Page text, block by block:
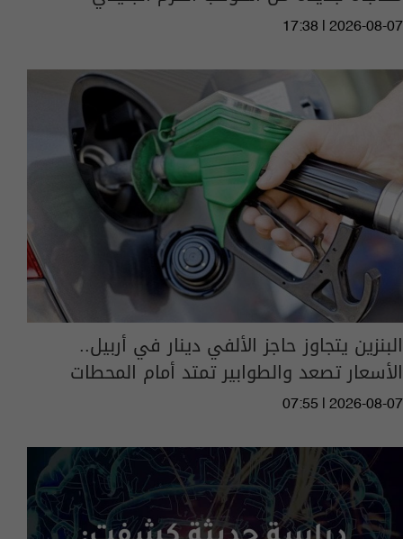
17:38 | 2026-08-07
البنزين يتجاوز حاجز الألفي دينار في أربيل..
الأسعار تصعد والطوابير تمتد أمام المحطات
07:55 | 2026-08-07